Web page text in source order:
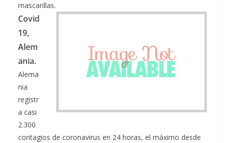
mascarillas.
Covid
19,
Alem
ania.
Alema
nia
registr
a casi
2.300
contagios de coronavirus en 24 horas, el máximo desde